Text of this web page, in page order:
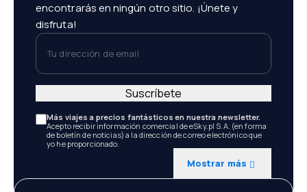
encontrarás en ningún otro sitio. ¡Únete y
disfruta!
Tu dirección de email
Más viajes a precios fantásticos en nuestra newsletter.
Acepto recibir información comercial de eSky.pl S.A. (en forma
de boletín de noticias) a la dirección de correo electrónico que
yo he proporcionado.
Mostrar más
Suscríbete